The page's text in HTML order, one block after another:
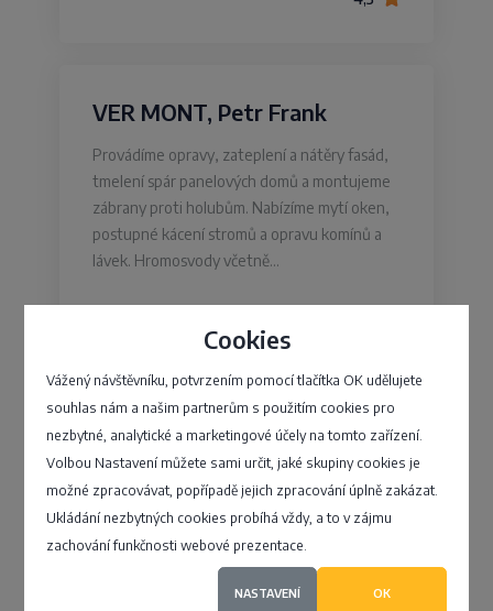
Cookies
Vážený návštěvníku, potvrzením pomocí tlačítka OK udělujete
souhlas nám a našim partnerům s použitím cookies pro
nezbytné, analytické a marketingové účely na tomto zařízení.
Volbou Nastavení můžete sami určit, jaké skupiny cookies je
možné zpracovávat, popřípadě jejich zpracování úplně zakázat.
Ukládání nezbytných cookies probíhá vždy, a to v zájmu
zachování funkčnosti webové prezentace.
NASTAVENÍ OK
VER MONT, Petr Frank
Provádíme opravy, zateplení a nátěry fasád,
tmelení spár panelových domů a montujeme
zábrany proti holubům. Nabízíme mytí oken,
postupné kácení stromů a opravu komínů a
lávek. Hromosvody včetně…
4,7
Bělohorská 274/9, Praha - Břevnov